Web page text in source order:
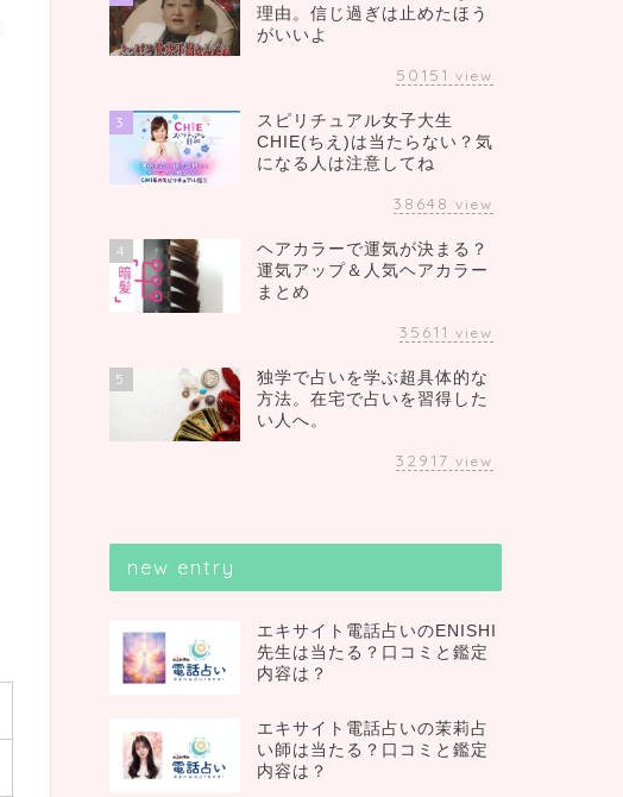
理由。信じ過ぎは止めたほう
がいいよ
50151 view
3
スピリチュアル女子大生
CHIE(ちえ)は当たらない？気
になる人は注意してね
38648 view
4
ヘアカラーで運気が決まる？
運気アップ＆人気ヘアカラー
まとめ
35611 view
5
独学で占いを学ぶ超具体的な
方法。在宅で占いを習得した
い人へ。
32917 view
new entry
エキサイト電話占いのENISHI
先生は当たる？口コミと鑑定
内容は？
エキサイト電話占いの茉莉占
い師は当たる？口コミと鑑定
内容は？